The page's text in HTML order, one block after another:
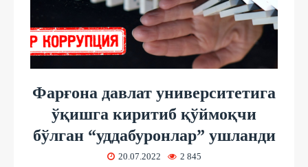
Фарғона давлат университетига
ўқишга киритиб қўймоқчи
бўлган “уддабуронлар” ушланди
20.07.2022 2 845